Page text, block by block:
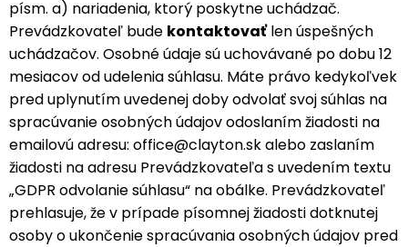
písm. a) nariadenia, ktorý poskytne uchádzač.
Prevádzkovateľ bude kontaktovaťlen úspešných
uchádzačov. Osobné údaje sú uchovávané po dobu 12
mesiacov od udelenia súhlasu. Máte právo kedykoľvek
pred uplynutím uvedenej doby odvolať svoj súhlas na
spracúvanie osobných údajov odoslaním žiadosti na
emailovú adresu: office@clayton.sk alebo zaslaním
žiadosti na adresu Prevádzkovateľa s uvedením textu
„GDPR odvolanie súhlasu“ na obálke. Prevádzkovateľ
prehlasuje, že v prípade písomnej žiadosti dotknutej
osoby o ukončenie spracúvania osobných údajov pred